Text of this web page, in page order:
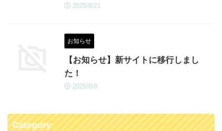
2025/8/21
お知らせ
【お知らせ】新サイトに移行しまし
た！
2025/8/8
Category